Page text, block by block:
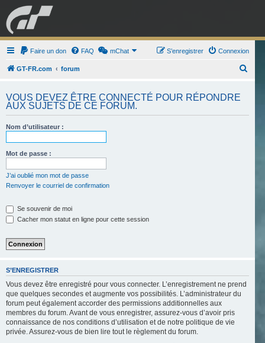
GRAN TURISMO FORUM
ESPORT BOUTIQUE
Faire un don FAQ mChat Connexion
S’enregistrer
GT-FR.com forum
VOUS DEVEZ ÊTRE CONNECTÉ POUR RÉPONDRE
AUX SUJETS DE CE FORUM.
Nom d’utilisateur :
Mot de passe :
J’ai oublié mon mot de passe
Renvoyer le courriel de confirmation
Se souvenir de moi
Cacher mon statut en ligne pour cette session
S’ENREGISTRER
Vous devez être enregistré pour vous connecter. L’enregistrement ne prend
que quelques secondes et augmente vos possibilités. L’administrateur du
forum peut également accorder des permissions additionnelles aux
membres du forum. Avant de vous enregistrer, assurez-vous d’avoir pris
connaissance de nos conditions d’utilisation et de notre politique de vie
privée. Assurez-vous de bien lire tout le règlement du forum.